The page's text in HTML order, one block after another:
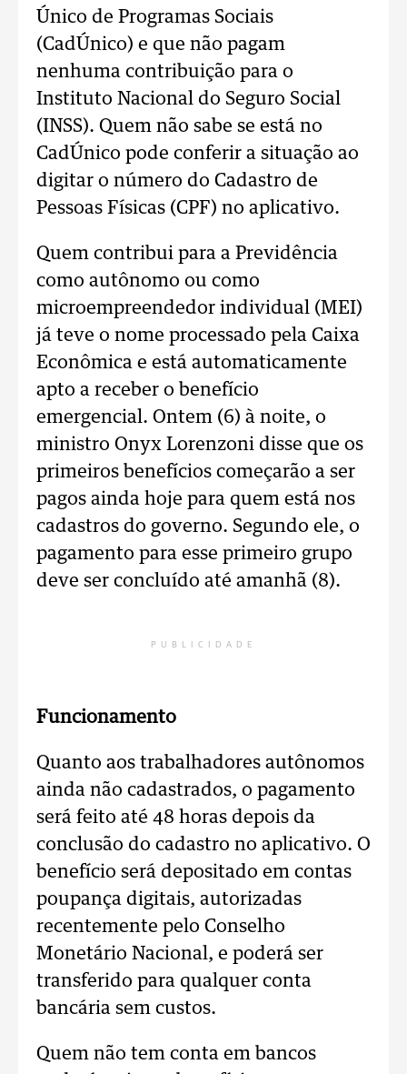
Único de Programas Sociais
(CadÚnico) e que não pagam
nenhuma contribuição para o
Instituto Nacional do Seguro Social
(INSS). Quem não sabe se está no
CadÚnico pode conferir a situação ao
digitar o número do Cadastro de
Pessoas Físicas (CPF) no aplicativo.
Quem contribui para a Previdência
como autônomo ou como
microempreendedor individual (MEI)
já teve o nome processado pela Caixa
Econômica e está automaticamente
apto a receber o benefício
emergencial. Ontem (6) à noite, o
ministro Onyx Lorenzoni disse que os
primeiros benefícios começarão a ser
pagos ainda hoje para quem está nos
cadastros do governo. Segundo ele, o
pagamento para esse primeiro grupo
deve ser concluído até amanhã (8).
PUBLICIDADE
Funcionamento
Quanto aos trabalhadores autônomos
ainda não cadastrados, o pagamento
será feito até 48 horas depois da
conclusão do cadastro no aplicativo. O
benefício será depositado em contas
poupança digitais, autorizadas
recentemente pelo Conselho
Monetário Nacional, e poderá ser
transferido para qualquer conta
bancária sem custos.
Quem não tem conta em bancos